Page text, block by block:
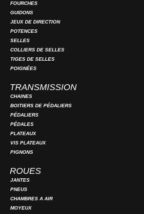
FOURCHES
GUIDONS
JEUX DE DIRECTION
POTENCES
SELLES
COLLIERS DE SELLES
TIGES DE SELLES
POIGNÉES
TRANSMISSION
CHAINES
BOITIERS DE PÉDALIERS
PÉDALIERS
PÉDALES
PLATEAUX
VIS PLATEAUX
PIGNONS
ROUES
JANTES
PNEUS
CHAMBRES A AIR
MOYEUX